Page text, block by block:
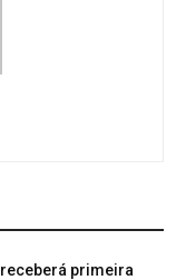
receberá primeira